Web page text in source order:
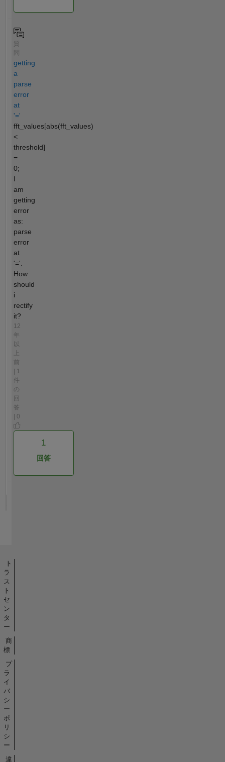
質
getting
a
parse
error
at
'='
fft_values[abs(fft_values)
<
threshold]
=
0;
I
am
getting
error
as:
parse
error
at
'='.
How
should
i
rectify
it?
12
年
以
前
| 1
件
の
回
答
| 0
1
回答
ト
ラ
ス
ト
セ
ン
タ
ー
商
標
プ
ラ
イ
バ
シ
ー
ポ
リ
シ
ー
違